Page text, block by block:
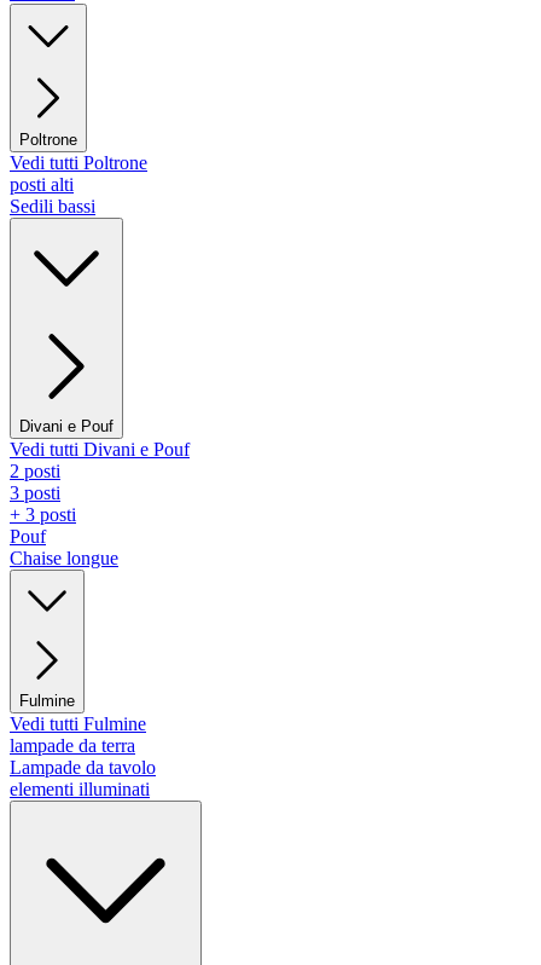
Poltrone
Vedi tutti Poltrone
posti alti
Sedili bassi
Divani e Pouf
Vedi tutti Divani e Pouf
2 posti
3 posti
+ 3 posti
Pouf
Chaise longue
Fulmine
Vedi tutti Fulmine
lampade da terra
Lampade da tavolo
elementi illuminati